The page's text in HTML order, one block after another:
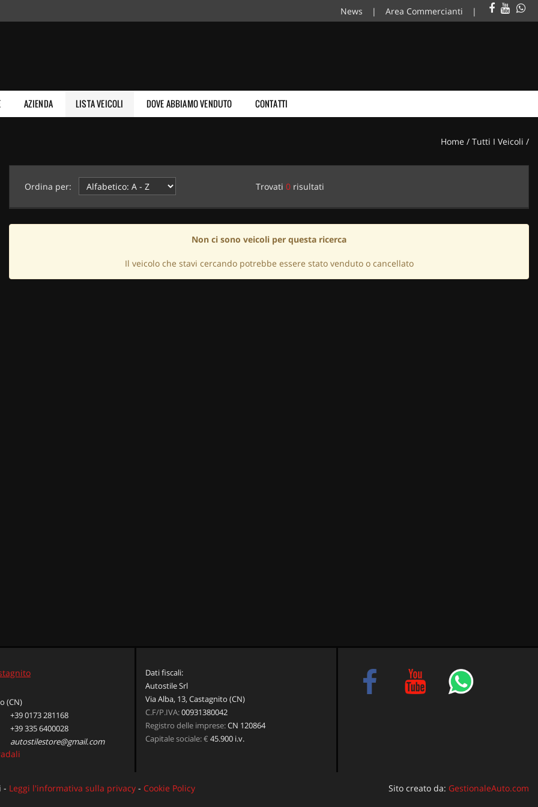
News Area Commercianti
AZIENDA LISTA VEICOLI DOVE ABBIAMO VENDUTO CONTATTI
Home / Tutti I Veicoli /
Ordina per: Trovati0 risultati
Non ci sono veicoli per questa ricerca
Il veicolo che stavi cercando potrebbe essere stato venduto o cancellato
(CN)
+39 0173 281168
+39 335 6400028
autostilestore@gmail.com
Dati fiscali:
Autostile Srl
Via Alba, 13, Castagnito (CN)
C.F/P.IVA:00931380042
Registro delle imprese:CN 120864
Capitale sociale: € 45.900 i.v.
- Leggi l'informativa sulla privacy - Cookie Policy Sito creato da: GestionaleAuto.com